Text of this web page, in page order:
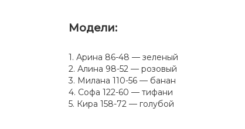
Модели:
1. Арина 86-48 — зеленый
2. Алина 98-52 — розовый
3. Милана 110-56 — банан
4. Софа 122-60 — тифани
5. Кира 158-72 — голубой